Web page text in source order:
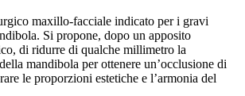
maxillo-facciale indicato per i gravi
Si propone, dopo un apposito
di ridurre di qualche millimetro la
mandibola per ottenere un’occlusione di
le proporzioni estetiche e l’armonia del